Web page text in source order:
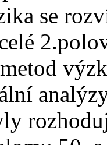
se